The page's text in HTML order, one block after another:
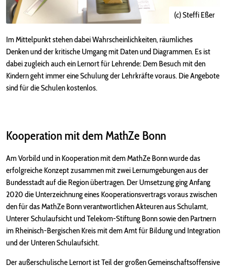
(c) Steffi Eßer
Im Mittelpunkt stehen dabei Wahrscheinlichkeiten, räumliches
Denken und der kritische Umgang mit Daten und Diagrammen. Es ist
dabei zugleich auch ein Lernort für Lehrende: Dem Besuch mit den
Kindern geht immer eine Schulung der Lehrkräfte voraus. Die Angebote
sind für die Schulen kostenlos.
Kooperation mit dem MathZe Bonn
Am Vorbild und in Kooperation mit dem MathZe Bonn wurde das
erfolgreiche Konzept zusammen mit zwei Lernumgebungen aus der
Bundesstadt auf die Region übertragen. Der Umsetzung ging Anfang
2020 die Unterzeichnung eines Kooperationsvertrags voraus zwischen
den für das MathZe Bonn verantwortlichen Akteuren aus Schulamt,
Unterer Schulaufsicht und Telekom-Stiftung Bonn sowie den Partnern
im Rheinisch-Bergischen Kreis mit dem Amt für Bildung und Integration
und der Unteren Schulaufsicht.
Der außerschulische Lernort ist Teil der großen Gemeinschaftsoffensive